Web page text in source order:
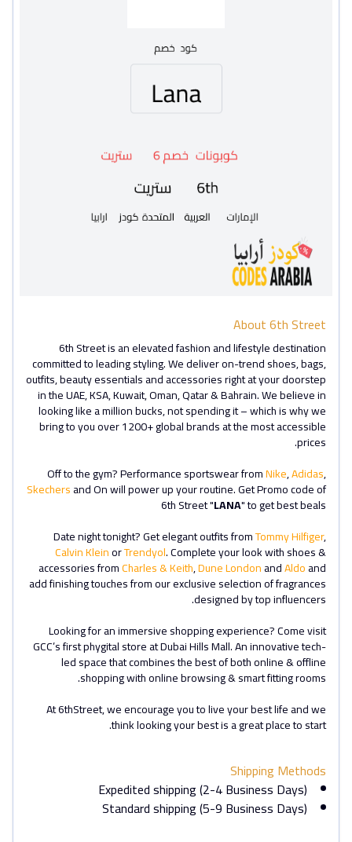
About 6th Street
6th Street is an elevated fashion and lifestyle destination
committed to leading styling. We deliver on-trend shoes, bags,
outfits, beauty essentials and accessories right at your doorstep
in the UAE, KSA, Kuwait, Oman, Qatar & Bahrain. We believe in
looking like a million bucks, not spending it – which is why we
bring to you over 1200+ global brands at the most accessible
prices.
Off to the gym?Performance sportswear fromNike,Adidas,
Skechersand On will power up your routine. Get Promo code of
6th Street "LANA" to get best beals
Date night tonight?Get elegant outfits fromTommy Hilfiger,
Calvin KleinorTrendyol. Complete your look with shoes &
accessories fromCharles & Keith,Dune LondonandAldoand
add finishing touches from our exclusive selection of fragrances
designed by top influencers.
Looking for an immersive shopping experience?Come visit
GCC’s first phygital store at Dubai Hills Mall. An innovative tech-
led space that combines the best of both online & offline
shopping with online browsing & smart fitting rooms.
At 6thStreet, we encourage you to live your best life and we
think looking your best is a great place to start.
Shipping Methods
Expedited shipping (2-4 Business Days)
Standard shipping (5-9 Business Days)